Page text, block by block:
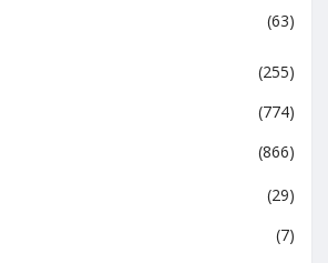
(63)
(255)
(774)
(866)
(29)
(7)